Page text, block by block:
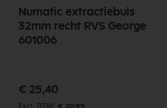
Numatic extractiebuis
32mm recht RVS George
601006
€ 25,40
€ 20,99